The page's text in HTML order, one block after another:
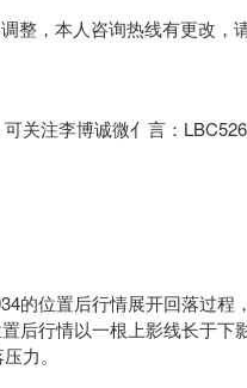
，本人咨询热线有更改，
注李博诚微亻言：
的位置后行情展开回落过程
后行情以一根上影线长于下
力。